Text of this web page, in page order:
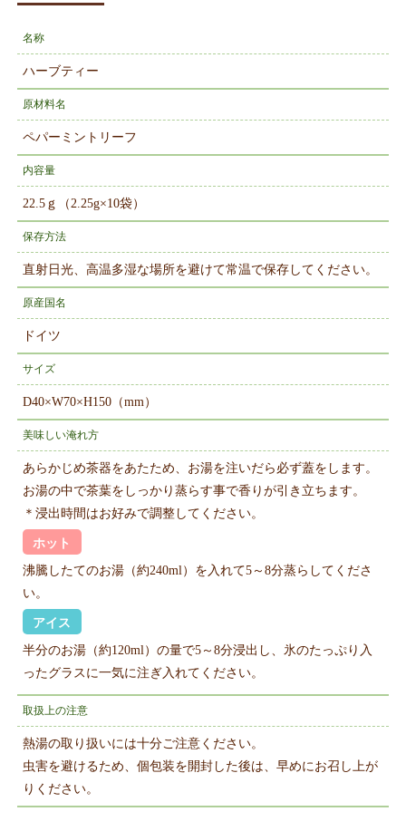
名称
ハーブティー
原材料名
ペパーミントリーフ
内容量
22.5ｇ（2.25g×10袋）
保存方法
直射日光、高温多湿な場所を避けて常温で保存してください。
原産国名
ドイツ
サイズ
D40×W70×H150（mm）
美味しい淹れ方
あらかじめ茶器をあたため、お湯を注いだら必ず蓋をします。
お湯の中で茶葉をしっかり蒸らす事で香りが引き立ちます。
＊浸出時間はお好みで調整してください。
ホット
沸騰したてのお湯（約240ml）を入れて5～8分蒸らしてくださ
い。
アイス
半分のお湯（約120ml）の量で5～8分浸出し、氷のたっぷり入
ったグラスに一気に注ぎ入れてください。
取扱上の注意
熱湯の取り扱いには十分ご注意ください。
虫害を避けるため、個包装を開封した後は、早めにお召し上が
りください。